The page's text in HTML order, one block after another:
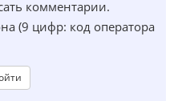
комментарии.
(9 цифр: код оператора